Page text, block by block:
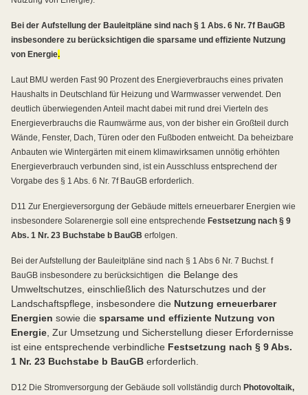
Bei der Aufstellung der Bauleitpläne sind nach § 1 Abs. 6 Nr. 7f BauGB
insbesondere zu berücksichtigen die sparsame und effiziente Nutzung
von Energie.
Laut BMU werden Fast 90 Prozent des Energieverbrauchs eines privaten
Haushalts in Deutschland für Heizung und Warmwasser verwendet. Den
deutlich überwiegenden Anteil macht dabei mit rund drei Vierteln des
Energieverbrauchs die Raumwärme aus, von der bisher ein Großteil durch
Wände, Fenster, Dach, Türen oder den Fußboden entweicht. Da beheizbare
Anbauten wie Wintergärten mit einem klimawirksamen unnötig erhöhten
Energieverbrauch verbunden sind, ist ein Ausschluss entsprechend der
Vorgabe des § 1 Abs. 6 Nr. 7f BauGB erforderlich.
D11 Zur Energieversorgung der Gebäude mittels erneuerbarer Energien wie
insbesondere Solarenergie soll eine entsprechende Festsetzung nach § 9
Abs. 1 Nr. 23 Buchstabe b BauGB erfolgen.
Bei der Aufstellung der Bauleitpläne sind nach § 1 Abs 6 Nr. 7 Buchst. f
BauGB insbesondere zu berücksichtigen die Belange des
Umweltschutzes, einschließlich des Naturschutzes und der
Landschaftspflege, insbesondere die Nutzung erneuerbarer
Energien sowie die sparsame und effiziente Nutzung von
Energie , Zur Umsetzung und Sicherstellung dieser Erfordernisse
ist eine entsprechende verbindliche Festsetzung nach § 9 Abs.
1 Nr. 23 Buchstabe b BauGB erforderlich.
D12 Die Stromversorgung der Gebäude soll vollständig durch Photovoltaik,